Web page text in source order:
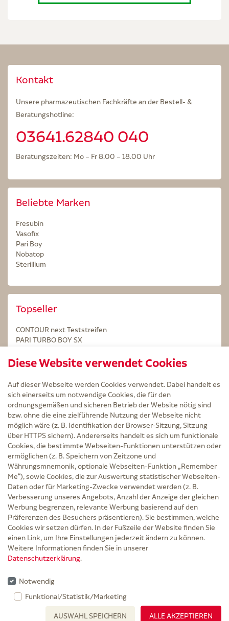
Kontakt
Unsere pharmazeutischen Fachkräfte an der Bestell- &
Beratungshotline:
03641.62840 040
Beratungszeiten: Mo – Fr 8.00 – 18.00 Uhr
Beliebte Marken
Fresubin
Vasofix
Pari Boy
Nobatop
Sterillium
Topseller
CONTOUR next Teststreifen
PARI TURBO BOY SX
Kintex Kinesiologie Tape blau
Service
Versand und Lieferzeit
Kontakt
FAQ
AGB
Cookie-Einstellungen
Datenschutz
Erklärung zur Barrierefreiheit
Widerruf
Impressum
Zu Risiken und Nebenwirkungen lesen Sie die Packungsbeilage und fragen Sie
Ihre Ärztin, Ihren Arzt oder in der Apotheke.
entfallen für Lieferungen innerhalb Deutschlands die Versandkosten.
Rabattgutscheine werden nicht auf die Versandkostenfreigrenze angerechnet,
gelten nicht für verschreibungspflichtige Medikamente und können nicht mit
gesetzlichen Zuzahlungen verrechnet werden.
Diese Website verwendet Cookies
Auf dieser Webseite werden Cookies verwendet. Dabei handelt es
sich einerseits um notwendige Cookies, die für den
ordnungsgemäßen und sicheren Betrieb der Website nötig sind
bzw. ohne die eine zielführende Nutzung der Webseite nicht
möglich wäre (z. B. Identifikation der Browser-Sitzung, Sitzung
über HTTPS sichern). Andererseits handelt es sich um funktionale
Cookies, die bestimmte Webseiten-Funktionen unterstützen oder
ermöglichen (z. B. Speichern von Zeitzone und
Währungsmnemonik, optionale Webseiten-Funktion „Remember
Me“), sowie Cookies, die zur Auswertung statistischer Webseiten-
Daten oder für Marketing-Zwecke verwendet werden (z. B.
Verbesserung unseres Angebots, Anzahl der Anzeige der gleichen
Werbung begrenzen, relevante Werbung basierend auf den
Präferenzen des Besuchers präsentieren). Sie bestimmen, welche
Cookies wir setzen dürfen. In der Fußzeile der Website finden Sie
einen Link, um Ihre Einstellungen jederzeit ändern zu können.
Weitere Informationen finden Sie in unserer
Datenschutzerklärung.
Notwendig
Funktional/Statistik/Marketing
AUSWAHL SPEICHERN ALLE AKZEPTIEREN